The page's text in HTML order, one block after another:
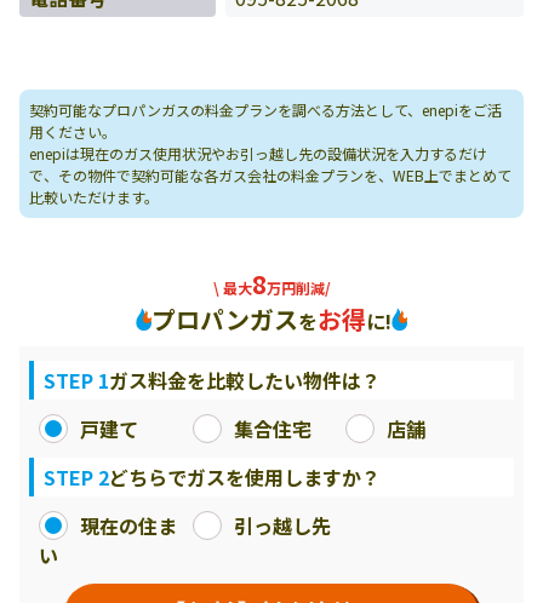
契約可能なプロパンガスの料金プランを調べる方法として、enepiをご活
用ください。
enepiは現在のガス使用状況やお引っ越し先の設備状況を入力するだけ
で、その物件で契約可能な各ガス会社の料金プランを、WEB上でまとめて
比較いただけます。
\ 最大8万円削減/
プロパンガスをお得に!
STEP 1ガス料金を比較したい物件は？
戸建て
集合住宅
店舗
STEP 2どちらでガスを使用しますか？
現在の住ま
い
引っ越し先